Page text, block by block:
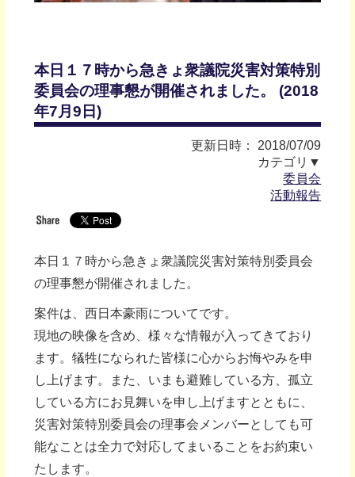
本日１７時から急きょ衆議院災害対策特別
委員会の理事懇が開催されました。 (2018
年7月9日)
更新日時： 2018/07/09
カテゴリ▼
委員会
活動報告
本日１７時から急きょ衆議院災害対策特別委員会
の理事懇が開催されました。
案件は、西日本豪雨についてです。
現地の映像を含め、様々な情報が入ってきており
ます。犠牲になられた皆様に心からお悔やみを申
し上げます。また、いまも避難している方、孤立
している方にお見舞いを申し上げますとともに、
災害対策特別委員会の理事会メンバーとしても可
能なことは全力で対応してまいることをお約束い
たします。